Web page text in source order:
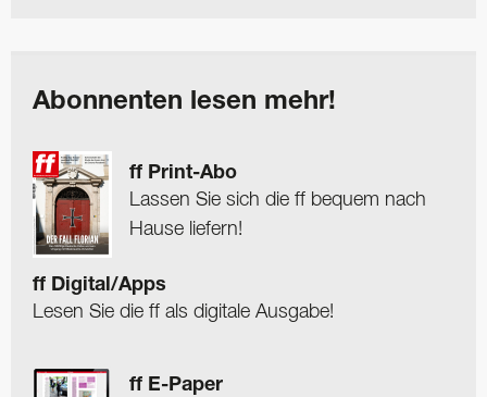
Abonnenten lesen mehr!
ff Print-Abo
Lassen Sie sich die ff bequem nach
Hause liefern!
ff Digital/Apps
Lesen Sie die ff als digitale Ausgabe!
ff E-Paper